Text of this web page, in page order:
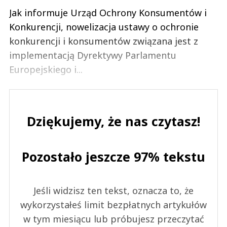
Jak informuje Urząd Ochrony Konsumentów i
Konkurencji, nowelizacja ustawy o ochronie
konkurencji i konsumentów związana jest z
implementacją Dyrektywy Parlamentu
Europejskiego i...
Dziękujemy, że nas czytasz!
Pozostało jeszcze 97% tekstu
Jeśli widzisz ten tekst, oznacza to, że
wykorzystałeś limit bezpłatnych artykułów
w tym miesiącu lub próbujesz przeczytać